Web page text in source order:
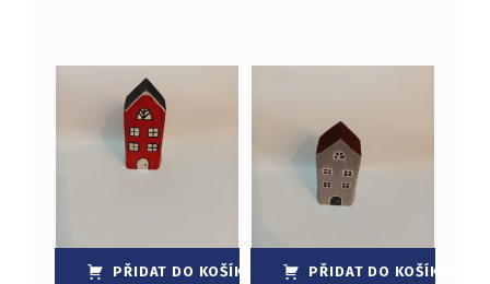
PŘIDAT DO KOŠÍKU PŘIDAT DO KOŠÍKU